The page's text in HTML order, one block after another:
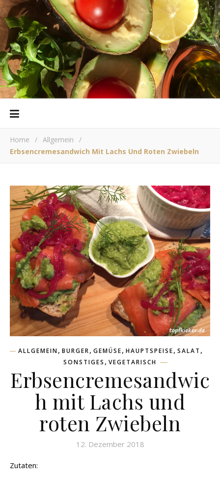
Home / Allgemein
/
Erbsencremesandwich Mit Lachs Und Roten Zwiebeln
ALLGEMEIN, BURGER, GEMÜSE, HAUPTSPEISE, SALAT ,
SONSTIGES , VEGETARISCH
Erbsencremesandwic
h mit Lachs und
roten Zwiebeln
12. Dezember 2018
Zutaten: